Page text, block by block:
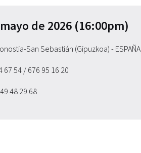
de 2026 (16:00pm)
San Sebastián (Gipuzkoa) - ESPAÑA
67 54 / 676 95 16 20
48 29 68